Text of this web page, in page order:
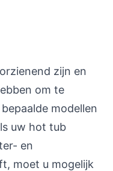
zijn en
om te
modellen
uw hot tub
en
moet u mogelijk